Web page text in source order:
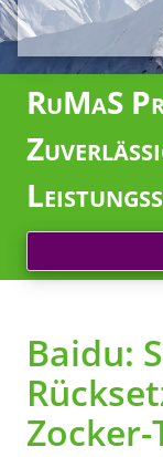
RuMaS
Baidu:
Zocker-